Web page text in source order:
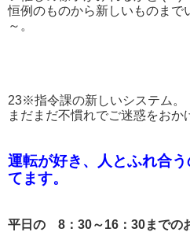
恒例のものから新しいものまで
～。
23※指令課の新しいシステム。
まだまだ不慣れでご迷惑をおか
運転が好き、人とふれ合
てます。
平日の 8：30～16：30までの